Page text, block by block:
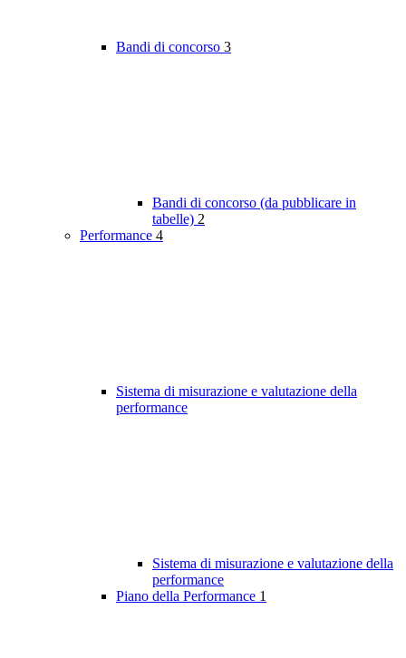
Bandi di concorso 3
Bandi di concorso (da pubblicare in
tabelle) 2
Performance 4
Sistema di misurazione e valutazione della
performance
Sistema di misurazione e valutazione della
performance
Piano della Performance 1